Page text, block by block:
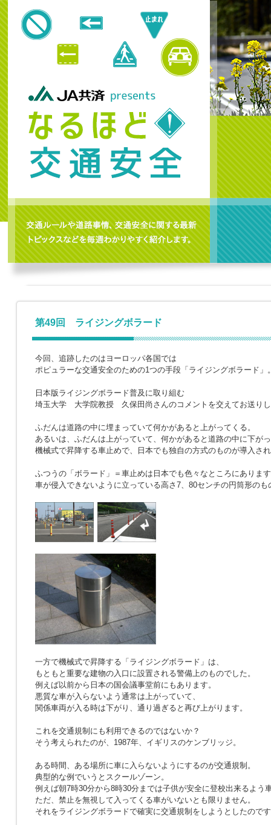
第49回 ライジングボラード
今回、追跡したのはヨーロッパ各国では
ポピュラーな交通安全のための1つの手段「ライジングボラード」
日本版ライジングボラード普及に取り組む
埼玉大学 大学院教授 久保田尚さんのコメントを交えてお送り
ふだんは道路の中に埋まっていて何かがあると上がってくる。
あるいは、ふだんは上がっていて、何かがあると道路の中に下が
機械式で昇降する車止めで、日本でも独自の方式のものが導入さ
ふつうの「ボラード」＝車止めは日本でも色々なところにありま
車が侵入できないように立っている高さ7、80センチの円筒形のも
一方で機械式で昇降する「ライジングボラード」は、
もともと重要な建物の入口に設置される警備上のものでした。
例えば以前から日本の国会議事堂前にもあります。
悪質な車が入らないよう通常は上がっていて、
関係車両が入る時は下がり、通り過ぎると再び上がります。
これを交通規制にも利用できるのではないか？
そう考えられたのが、1987年、イギリスのケンブリッジ。
ある時間、ある場所に車に入らないようにするのが交通規制。
典型的な例でいうとスクールゾーン。
例えば朝7時30分から8時30分までは子供が安全に登校出来るよう
ただ、禁止を無視して入ってくる車がいないとも限りません。
それをライジングボラードで確実に交通規制をしようとしたので